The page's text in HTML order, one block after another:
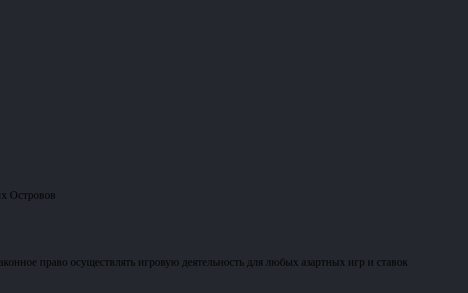
Островов
право осуществлять игровую деятельность для любых азартных игр и ставок